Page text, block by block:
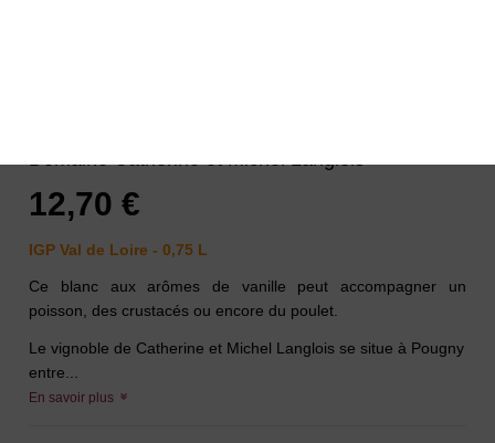
Domaine Catherine et Michel Langlois
12,70 €
IGP Val de Loire - 0,75 L
Ce blanc aux arômes de vanille peut accompagner un
poisson, des crustacés ou encore du poulet.
Le vignoble de Catherine et Michel Langlois se situe à Pougny
entre...
En savoir plus